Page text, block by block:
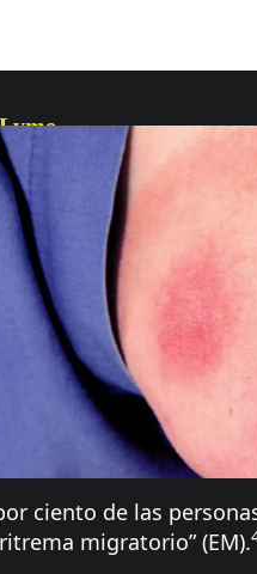
ciento de las
migratorio” (EM).